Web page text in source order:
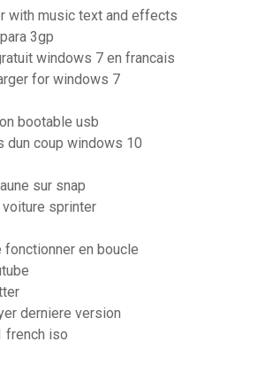
with music text and effects
3gp
windows 7 en francais
for windows 7
bootable usb
dun coup windows 10
sur snap
sprinter
en boucle
derniere version
french iso